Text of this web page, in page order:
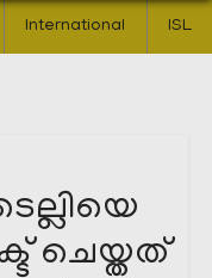
International ISL
ചെയ്തത്